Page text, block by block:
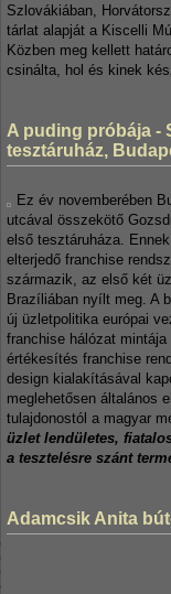
Szlovákiában,
tárlat alapját a Kiscelli
Közben meg kellett
csinálta, hol és kinek
A puding próbája -
tesztáruház,
Ez év novemberében
utcával összekötő
első tesztáruháza.
elterjedő franchise
származik, az első két
Brazíliában nyílt meg. A
új üzletpolitika európai
franchise hálózat
értékesítés franchise
design kialakításával
meglehetősen általános
tulajdonostól a magyar
üzlet lendületes,
a tesztelésre szánt
Adamcsik Anita